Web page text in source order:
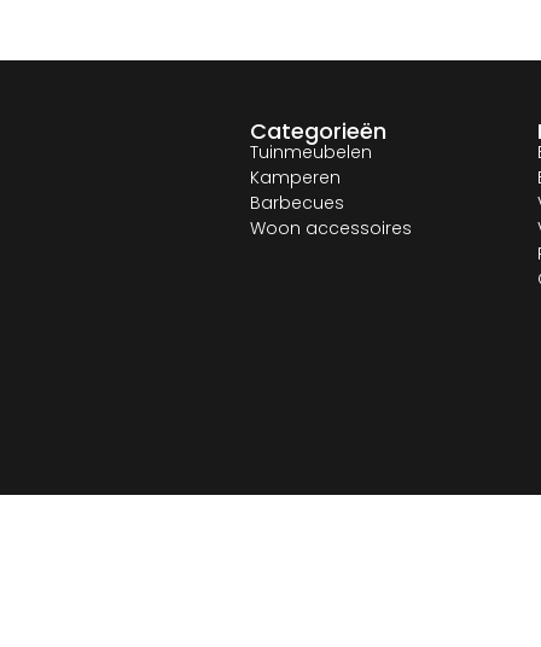
Categorieën
Tuinmeubelen
Kamperen
Barbecues
Woon accessoires